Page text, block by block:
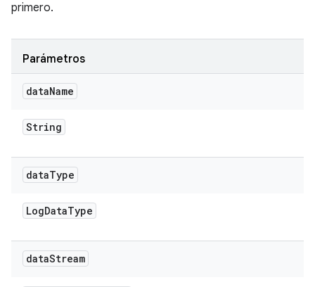
primero.
Parámetros
dataName
String
dataType
LogDataType
dataStream